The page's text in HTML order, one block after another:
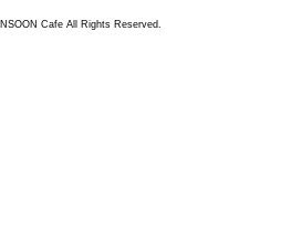
Cafe All Rights Reserved.